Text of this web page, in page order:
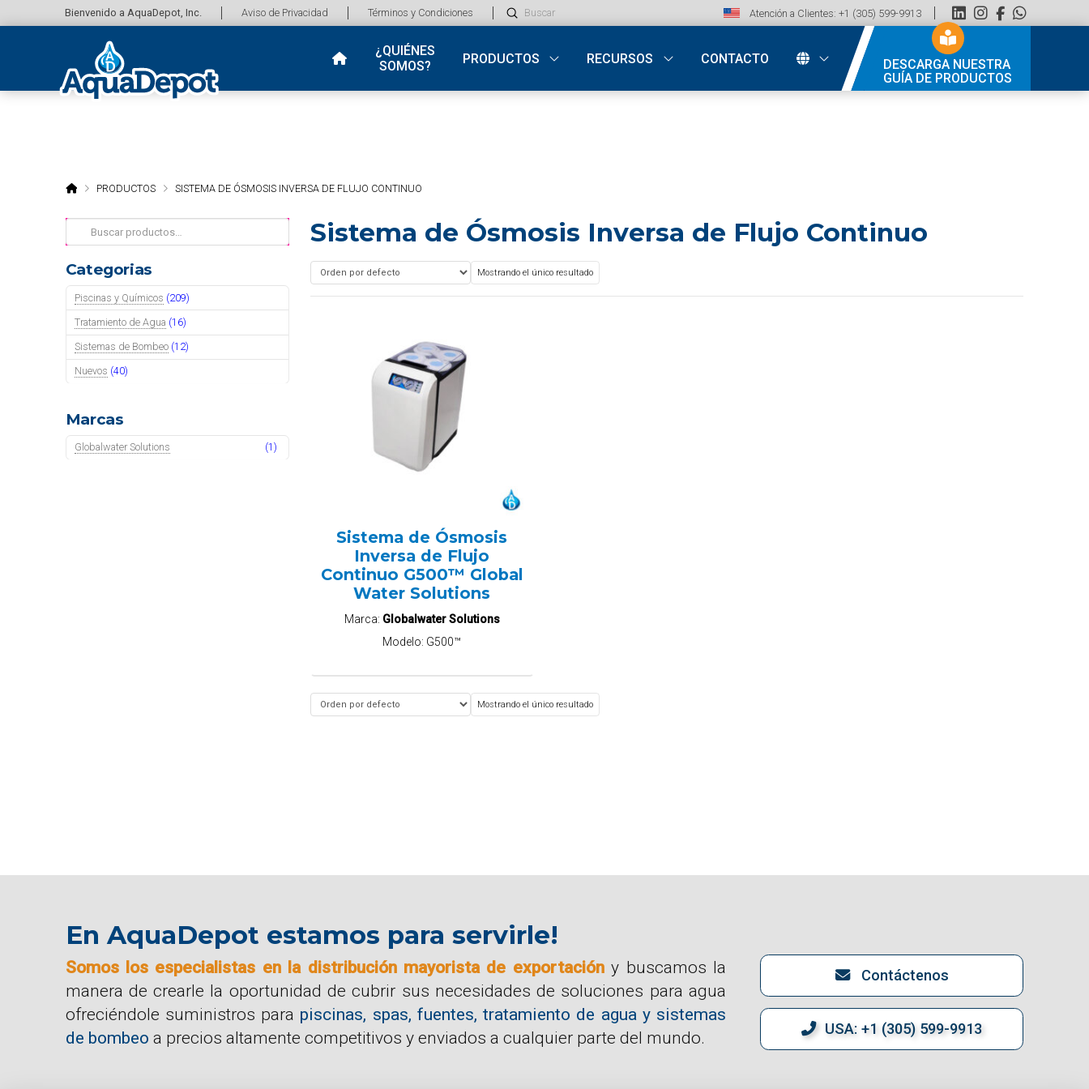
Bienvenido a AquaDepot, Inc. Aviso de Privacidad Términos y Condiciones
Search
Submit Atención a Clientes: +1 (305) 599-9913
¿QUIÉNES
SOMOS?
PRODUCTOS RECURSOS CONTACTO
DESCARGA NUESTRA
GUÍA DE PRODUCTOS
HOMEPRODUCTOS SISTEMA DE ÓSMOSIS INVERSA DE FLUJO CONTINUO
Buscar
por:
Categorias
Piscinas y Químicos (209)
Tratamiento de Agua (16)
Sistemas de Bombeo (12)
Nuevos (40)
Marcas
Globalwater Solutions (1)
Sistema de Ósmosis Inversa de Flujo Continuo
Mostrando el único resultado
Sistema de Ósmosis
Inversa de Flujo
Continuo G500™ Global
Water Solutions
Marca: Globalwater Solutions
Modelo: G500™
Mostrando el único resultado
En AquaDepot estamos para servirle!
Somos los especialistas en la distribución mayorista de exportacióny buscamos la
manera de crearle la oportunidad de cubrir sus necesidades de soluciones para agua
ofreciéndole suministros para piscinas, spas, fuentes, tratamiento de agua y sistemas
de bombeo a precios altamente competitivos y enviados a cualquier parte del mundo.
Contáctenos
USA: +1 (305) 599-9913